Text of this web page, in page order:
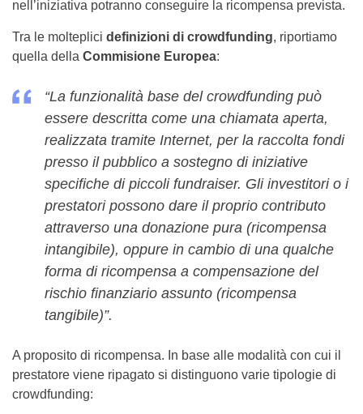
nell’iniziativa potranno conseguire la ricompensa prevista.
Tra le molteplici definizioni di crowdfunding, riportiamo
quella della Commisione Europea:
“La funzionalità base del crowdfunding può
essere descritta come una chiamata aperta,
realizzata tramite Internet, per la raccolta fondi
presso il pubblico a sostegno di iniziative
specifiche di piccoli fundraiser. Gli investitori o i
prestatori possono dare il proprio contributo
attraverso una donazione pura (ricompensa
intangibile), oppure in cambio di una qualche
forma di ricompensa a compensazione del
rischio finanziario assunto (ricompensa
tangibile)”.
A proposito di ricompensa. In base alle modalità con cui il
prestatore viene ripagato si distinguono varie tipologie di
crowdfunding: